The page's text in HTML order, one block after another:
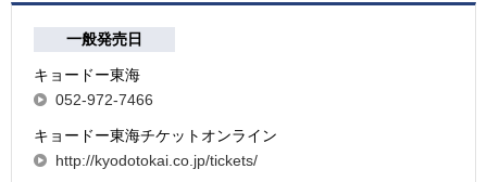
一般発売日
キョードー東海
052-972-7466
キョードー東海チケットオンライン
http://kyodotokai.co.jp/tickets/